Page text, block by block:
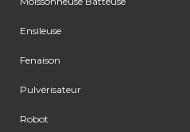
Ensileuse
Fenaison
Pulvérisateur
Robot